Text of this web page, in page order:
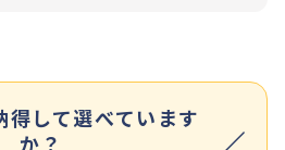
得して選べています
か？